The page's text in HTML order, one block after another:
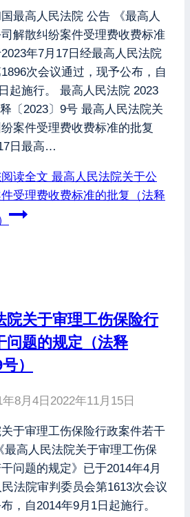
最高人民法院 公告 《最高人
解散纠纷案件受理费收费标准
年7月17日经最高人民法院
次会议通过，现予公布，自
起施行。 最高人民法院 2023
〔2023〕9号 最高人民法院关
案件受理费收费标准的批复
日最高…
读全文 最高人民法院关于公
受理费收费标准的批复（法释
院关于审理工伤保险行
问题的规定（法释
）
年8月4日 2022年11月15日
于审理工伤保险行政案件若干
最高人民法院关于审理工伤保
问题的规定》已于2014年4月
法院审判委员会第1613次会议
，自2014年9月1日起施行。